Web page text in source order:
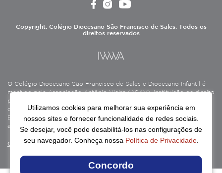
Copyright. Colégio Diocesano São Francisco de Sales. Todos os
direitos reservados
O Colégio Diocesano São Francisco de Sales e Diocesano Infantil é
mantido pela Associação Antônio Vieira (ASAV), instituição de direito
privado sem fins lucrativos, filantrópica, de natureza educativa,
cultural, assistencial e beneficente, certificada como Entidade
Beneficente de Assistência Social (CEBAS), nas áreas de educação e
assistência social.
Continue lendo
Utilizamos cookies para melhorar sua experiência em
nossos sites e fornecer funcionalidade de redes sociais.
Se desejar, você pode desabilitá-los nas configurações de
seu navegador. Conheça nossa Política de Privacidade.
Concordo